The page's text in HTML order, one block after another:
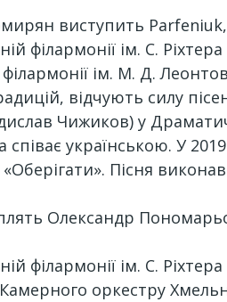
виступить
філармонії ім. С.
ім. М. Д.
відчують силу
Чижиков) у
українською. У
Пісня
Олександр
філармонії ім. С.
оркестру